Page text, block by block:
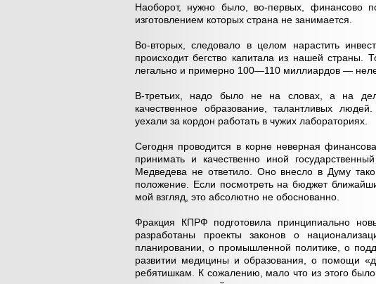
Наоборот, нужно было, во-первых, финансово
изготовлением которых страна не занимается.
Во-вторых, следовало в целом нарастить
происходит бегство капитала из нашей страны.
легально и примерно 100—110 миллиардов —
В-третьих, надо было не на словах, а на
качественное образование, талантливых
уехали за кордон работать в чужих лабораториях.
Сегодня проводится в корне неверная
принимать и качественно иной
Медведева не ответило. Оно внесло в Думу
положение. Если посмотреть на бюджет
мой взгляд, это абсолютно не обоснованно.
Фракция КПРФ подготовила принципиально
разработаны проекты законов о
планировании, о промышленной политике, о
развитии медицины и образования, о помощи
ребятишкам. К сожалению, мало что из этого